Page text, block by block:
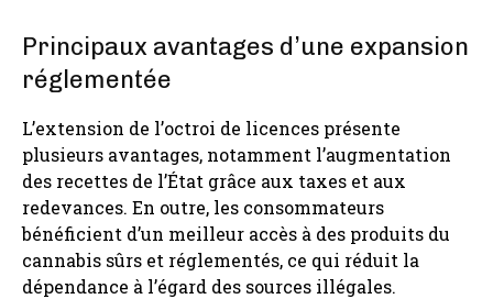
Principaux avantages d’une expansion
réglementée
L’extension de l’octroi de licences présente
plusieurs avantages, notamment l’augmentation
des recettes de l’État grâce aux taxes et aux
redevances. En outre, les consommateurs
bénéficient d’un meilleur accès à des produits du
cannabis sûrs et réglementés, ce qui réduit la
dépendance à l’égard des sources illégales.